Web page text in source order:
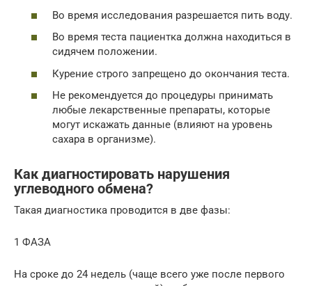
Во время исследования разрешается пить воду.
Во время теста пациентка должна находиться в
сидячем положении.
Курение строго запрещено до окончания теста.
Не рекомендуется до процедуры принимать
любые лекарственные препараты, которые
могут искажать данные (влияют на уровень
сахара в организме).
Как диагностировать нарушения
углеводного обмена?
Такая диагностика проводится в две фазы:
1 ФАЗА
На сроке до 24 недель (чаще всего уже после первого